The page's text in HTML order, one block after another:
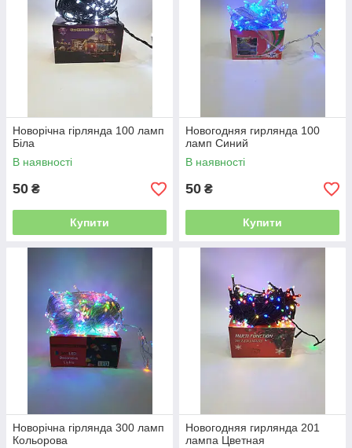
Новорічна гірлянда 100 ламп
Біла
В наявності
50 ₴
Купити
Новогодняя гирлянда 100
ламп Синий
В наявності
50 ₴
Купити
Новорічна гірлянда 300 ламп
Кольорова
Новогодняя гирлянда 201
лампа Цветная